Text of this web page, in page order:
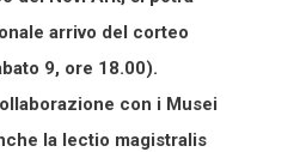
arrivo del corteo
9, ore 18.00).
con i Musei
la lectio magistralis